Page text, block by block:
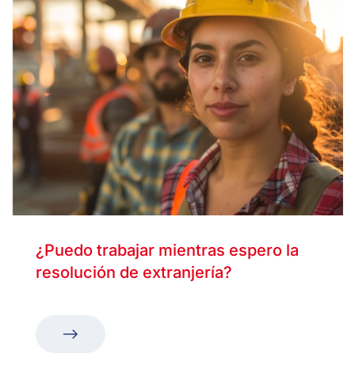
¿Puedo trabajar mientras espero la
resolución de extranjería?